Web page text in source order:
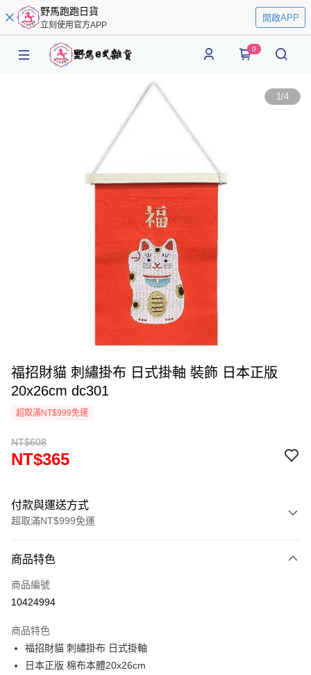
野馬跑跑日貨
立刻使用官方APP
開啟APP
0
1/4
福招財貓 刺繡掛布 日式掛軸 裝飾 日本正版
20x26cm dc301
超取滿NT$999免運
NT$608
NT$365
付款與運送方式
超取滿NT$999免運
信用卡一次付款
信用卡分期付款
合作金庫商業銀行
華南商業銀行
上海商業儲蓄銀行
超商取貨付款
LINE Pay
商品特色
商品編號
10424994
商品特色
福招財貓 刺繡掛布 日式掛軸
日本正版 棉布本體20x26cm